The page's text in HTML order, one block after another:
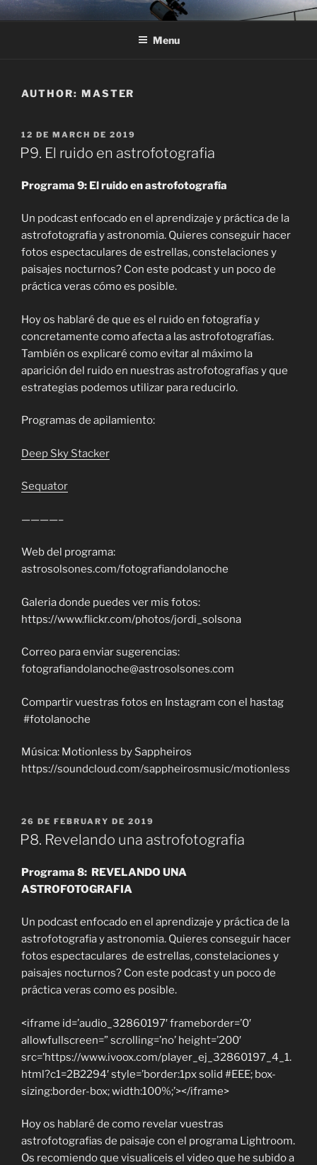
Skip
to
ASTRONOMY IN THE
Astronomical observation experiences to discover the universe at
Menu
AUTHOR: MASTER
POSTED
ON
12 DE MARCH DE 2019
P9. El ruido en astrofotografia
Programa 9: El ruido en astrofotografía
Un podcast enfocado en el aprendizaje y práctica de la
astrofotografia y astronomia. Quieres conseguir hacer
fotos espectaculares de estrellas, constelaciones y
paisajes nocturnos? Con este podcast y un poco de
práctica veras cómo es posible.
Hoy os hablaré de que es el ruido en fotografía y
concretamente como afecta a las astrofotografías.
También os explicaré como evitar al máximo la
aparición del ruido en nuestras astrofotografías y que
estrategias podemos utilizar para reducirlo.
Programas de apilamiento:
Deep Sky Stacker
Sequator
————–
Web del programa:
astrosolsones.com/fotografiandolanoche
Galeria donde puedes ver mis fotos:
https://www.flickr.com/photos/jordi_solsona
Correo para enviar sugerencias:
fotografiandolanoche@astrosolsones.com
Compartir vuestras fotos en Instagram con el hastag
#fotolanoche
Música: Motionless by Sappheiros
https://soundcloud.com/sappheirosmusic/motionless
POSTED
ON
26 DE FEBRUARY DE 2019
P8. Revelando una astrofotografia
Programa 8: REVELANDO UNA
ASTROFOTOGRAFIA
Un podcast enfocado en el aprendizaje y práctica de la
astrofotografia y astronomia. Quieres conseguir hacer
fotos espectaculares de estrellas, constelaciones y
paisajes nocturnos? Con este podcast y un poco de
práctica veras como es posible.
<iframe id=’audio_32860197′ frameborder=’0′
allowfullscreen=” scrolling=’no’ height=’200′
src=’https://www.ivoox.com/player_ej_32860197_4_1.
html?c1=2B2294′ style=’border:1px solid #EEE; box-
sizing:border-box; width:100%;’></iframe>
Hoy os hablaré de como revelar vuestras
astrofotografias de paisaje con el programa Lightroom.
Os recomiendo que visualiceis el video que he subido a